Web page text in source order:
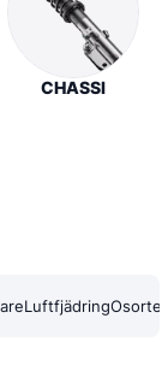
CHASSI
Luftfjädring